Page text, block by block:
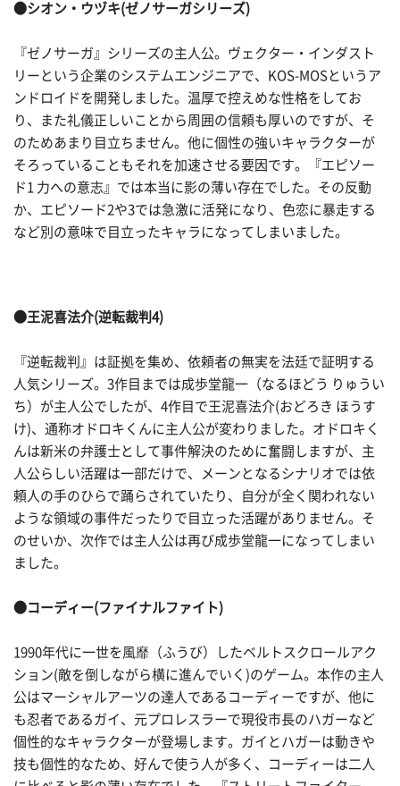
●シオン・ウヅキ(ゼノサーガシリーズ)
『ゼノサーガ』シリーズの主人公。ヴェクター・インダスト
リーという企業のシステムエンジニアで、KOS-MOSというア
ンドロイドを開発しました。温厚で控えめな性格をしてお
り、また礼儀正しいことから周囲の信頼も厚いのですが、そ
のためあまり目立ちません。他に個性の強いキャラクターが
そろっていることもそれを加速させる要因です。『エピソー
ド1 力への意志』では本当に影の薄い存在でした。その反動
か、エピソード2や3では急激に活発になり、色恋に暴走する
など別の意味で目立ったキャラになってしまいました。
●王泥喜法介(逆転裁判4)
『逆転裁判』は証拠を集め、依頼者の無実を法廷で証明する
人気シリーズ。3作目までは成歩堂龍一（なるほどう りゅうい
ち）が主人公でしたが、4作目で王泥喜法介(おどろき ほうす
け)、通称オドロキくんに主人公が変わりました。オドロキく
んは新米の弁護士として事件解決のために奮闘しますが、主
人公らしい活躍は一部だけで、メーンとなるシナリオでは依
頼人の手のひらで踊らされていたり、自分が全く関われない
ような領域の事件だったりで目立った活躍がありません。そ
のせいか、次作では主人公は再び成歩堂龍一になってしまい
ました。
●コーディー(ファイナルファイト)
1990年代に一世を風靡（ふうび）したベルトスクロールアク
ション(敵を倒しながら横に進んでいく)のゲーム。本作の主人
公はマーシャルアーツの達人であるコーディーですが、他に
も忍者であるガイ、元プロレスラーで現役市長のハガーなど
個性的なキャラクターが登場します。ガイとハガーは動きや
技も個性的なため、好んで使う人が多く、コーディーは二人